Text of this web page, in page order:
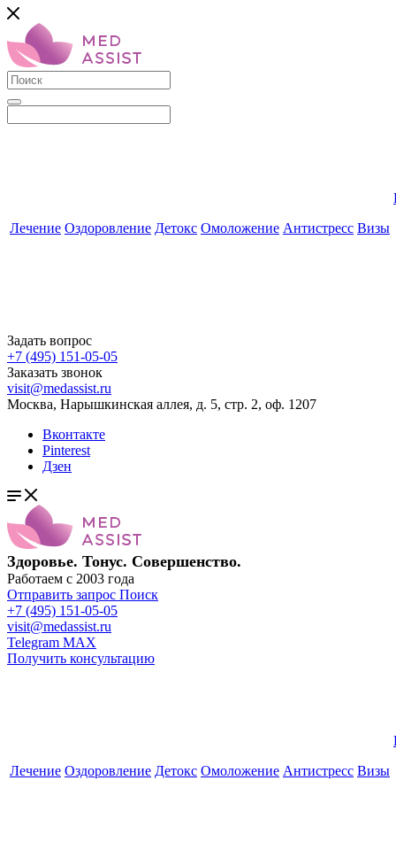
Лечение Оздоровление Детокс Омоложение Антистресс Визы
Задать вопрос
+7 (495) 151-05-05
Заказать звонок
visit@medassist.ru
Москва, Нарышкинская аллея, д. 5, стр. 2, оф. 1207
Вконтакте
Pinterest
Дзен
Здоровье. Тонус. Совершенство.
Работаем с 2003 года
Отправить запрос Поиск
+7 (495) 151-05-05
visit@medassist.ru
Telegram MAX
Получить консультацию
Лечение Оздоровление Детокс Омоложение Антистресс Визы